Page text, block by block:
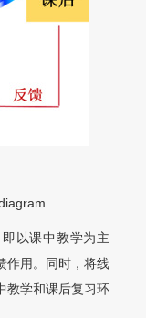
以课中教学为主
作用。同时，将线
教学和课后复习环